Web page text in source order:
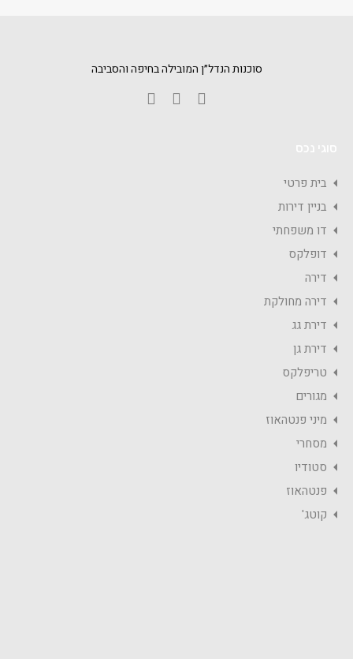
סוכנות הנדל״ן המובילה בחיפה והסביבה
בית פרטי
בניין דירות
דו משפחתי
דופלקס
דירה
דירה מחולקת
דירת גג
דירת גן
טריפלקס
מגורים
מיני פנטהאוז
מסחרי
סטודיו
פנטהאוז
קוטג'